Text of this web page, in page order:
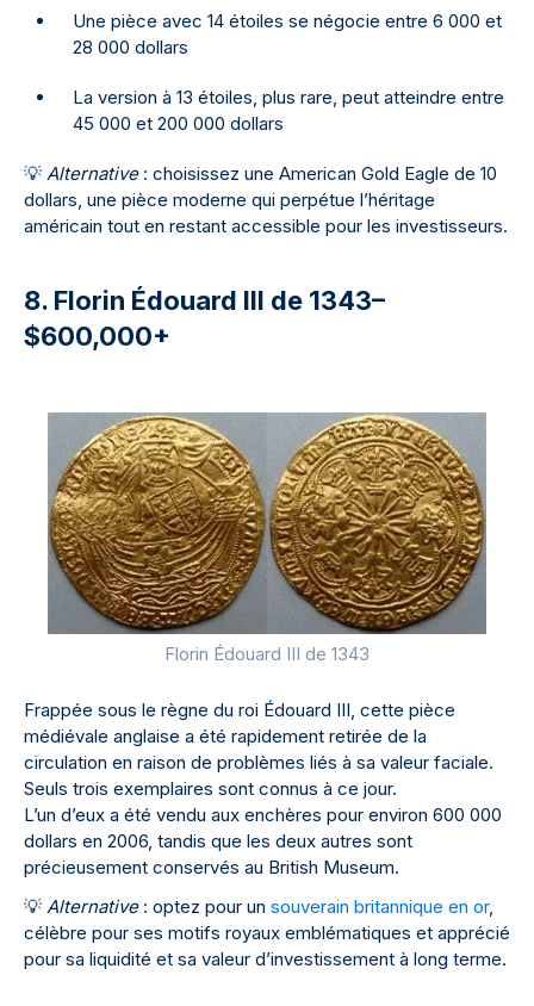
Une pièce avec 14 étoiles se négocie entre 6 000 et
28 000 dollars
La version à 13 étoiles, plus rare, peut atteindre entre
45 000 et 200 000 dollars
💡 Alternative: choisissez une American Gold Eagle de 10
dollars, une pièce moderne qui perpétue l’héritage
américain tout en restant accessible pour les investisseurs.
8. Florin Édouard III de 1343–
$600,000+
Florin Édouard III de 1343
Frappée sous le règne du roi Édouard III, cette pièce
médiévale anglaise a été rapidement retirée de la
circulation en raison de problèmes liés à sa valeur faciale.
Seuls trois exemplaires sont connus à ce jour.
L’un d’eux a été vendu aux enchères pour environ 600 000
dollars en 2006, tandis que les deux autres sont
précieusement conservés au British Museum.
💡 Alternative: optez pour un souverain britannique en or,
célèbre pour ses motifs royaux emblématiques et apprécié
pour sa liquidité et sa valeur d’investissement à long terme.